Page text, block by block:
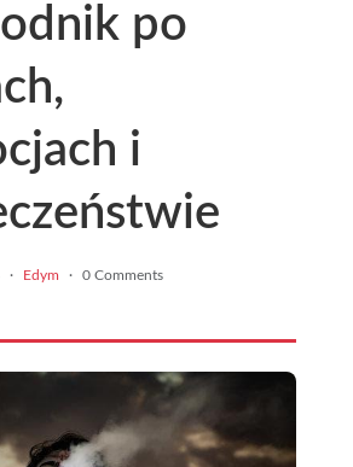
po
i
· Edym · 0 Comments